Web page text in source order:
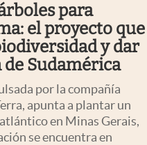
Uruguay
para
el proyecto que
y dar
Sudamérica
por la compañía
apunta a plantar un
en Minas Gerais,
se encuentra en